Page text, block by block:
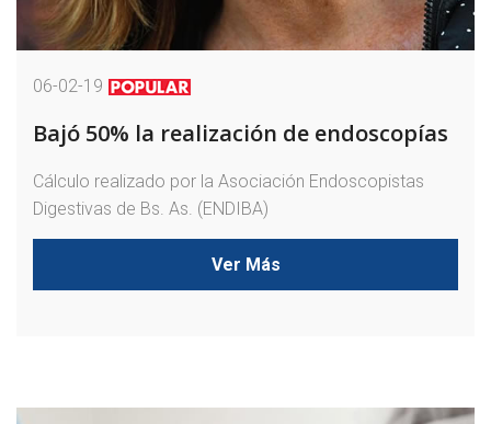
06-02-19
Bajó 50% la realización de endoscopías
Cálculo realizado por la Asociación Endoscopistas
Digestivas de Bs. As. (ENDIBA)
Ver Más